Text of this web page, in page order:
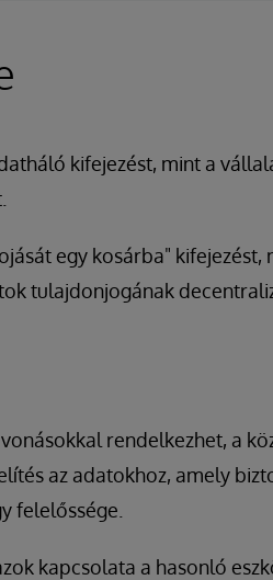
kifejezést, mint a
egy kosárba" kifejezést,
tulajdonjogának
rendelkezhet, a
az adatokhoz, amely
felelőssége.
kapcsolata a hasonló